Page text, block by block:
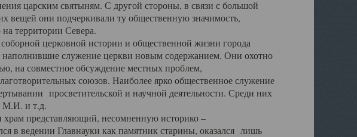
царским святыням. С другой стороны, в связи с большой
вещей они подчеркивали ту общественную значимость,
территории Севера.
церковной истории и общественной жизни города
наполнившие служение церкви новым содержанием. Они охотно
на совместное обсуждение местных проблем,
союзов. Наиболее ярко общественное служение
просветительской и научной деятельности. Среди них
М.И. и т.д.
представляющий, несомненную историко –
в ведении Главнауки как памятник старины, оказался лишь